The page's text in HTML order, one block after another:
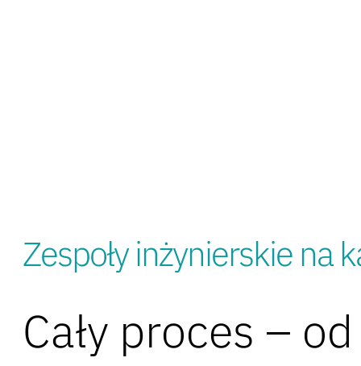
Zespoły inżynierskie na
Cały proces –